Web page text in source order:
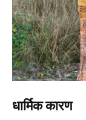
धार्मिक कारण